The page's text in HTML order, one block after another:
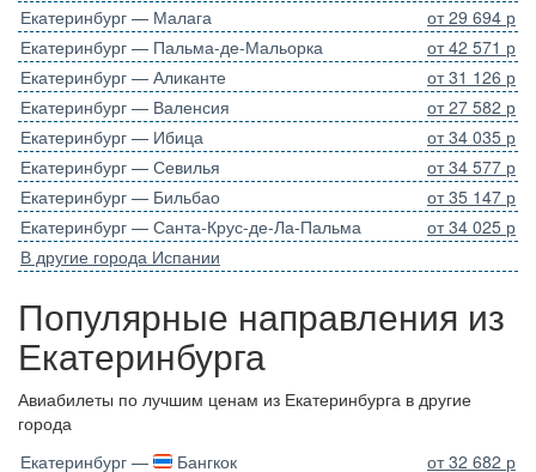
Екатеринбург — Малага
от 29 694 р
Екатеринбург — Пальма-де-Мальорка
от 42 571 р
Екатеринбург — Аликанте
от 31 126 р
Екатеринбург — Валенсия
от 27 582 р
Екатеринбург — Ибица
от 34 035 р
Екатеринбург — Севилья
от 34 577 р
Екатеринбург — Бильбао
от 35 147 р
Екатеринбург — Санта-Крус-де-Ла-Пальма
от 34 025 р
В другие города Испании
Популярные направления из
Екатеринбурга
Авиабилеты по лучшим ценам из Екатеринбурга в другие
города
Екатеринбург —
Бангкок от 32 682 р